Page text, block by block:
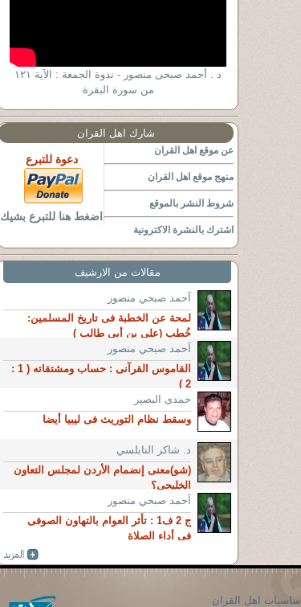
د . أحمد صبحى منصور - ندوة الجمعة : الآية ١٢١
من سورة البقرة
شارك اهل القران
عن موقع اهل القران
منهج موقع اهل القران
شروط النشر بالموقع
اشترك بالنشرة الاكترونية
دعوة للتبرع
اضغط هنا للتبرع بشيك
مقالات من الارشيف
آحمد صبحي منصور
لمحة عن الخطبة فى تاريخ المسلمين:
خُطب (على بن أبى طالب )
آحمد صبحي منصور
القاموس القرآنى : حساب ومشتقاته ( 1 :
2 )
حمدى البصير
وسقط نظام التوريث فى ليبيا أيضا
د. شاكر النابلسي
(شو)معنى إنضمام الأردن لمجلس التعاون
الخليجى؟
آحمد صبحي منصور
ج 2 ف1 : تأثر العوام بالتهاون الصوفى
فى أداء الصلاة
اساسيات اهل القران